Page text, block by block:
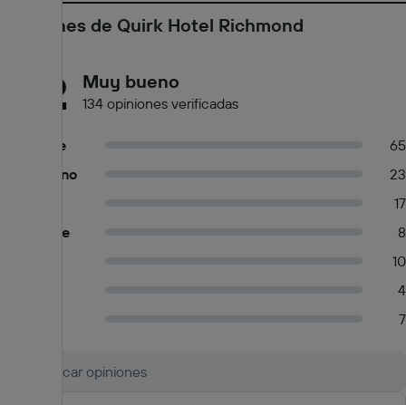
Opiniones de Quirk Hotel Richmond
8,2 Muy bueno
134 opiniones verificadas
Excelente
65
Muy bueno
23
17
Aceptable
8
10
4
7